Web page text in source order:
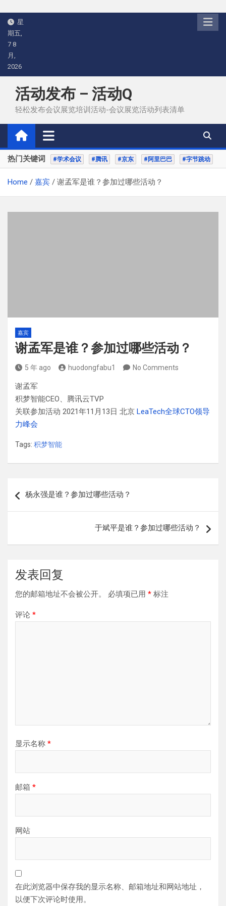
Skip
content
星
期五,
7 8
月,
2026
活动发布 – 活动Q
轻松发布会议展览培训活动-会议展览活动列表清单
热门关键词 #学术会议 #腾讯 #京东 #阿里巴巴 #字节跳动
Home 嘉宾 谢孟军是谁？参加过哪些活动？
嘉宾
谢孟军是谁？参加过哪些活动？
5 年 ago huodongfabu1 No Comments
谢孟军
积梦智能CEO、腾讯云TVP
关联参加活动 2021年11月13日 北京 LeaTech全球CTO领导
力峰会
Tags: 积梦智能
章
杨永强是谁？参加过哪些活动？
于斌平是谁？参加过哪些活动？
发表回复
您的邮箱地址不会被公开。 必填项已用 * 标注
评论 *
显示名称 *
邮箱 *
网站
在此浏览器中保存我的显示名称、邮箱地址和网站地址，
以便下次评论时使用。